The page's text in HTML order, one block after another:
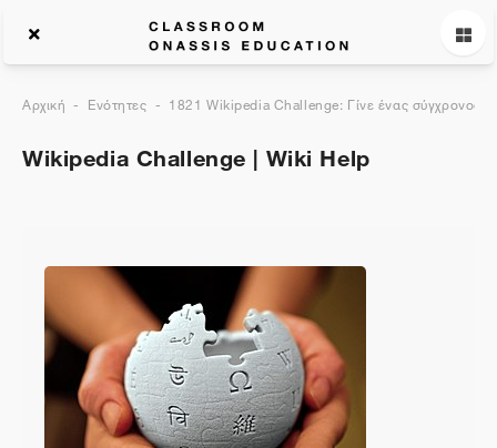
Αρχική Ενότητες 1821 Wikipedia Challenge: Γίνε ένας σύγχρονος
Wikipedia Challenge | Wiki Help